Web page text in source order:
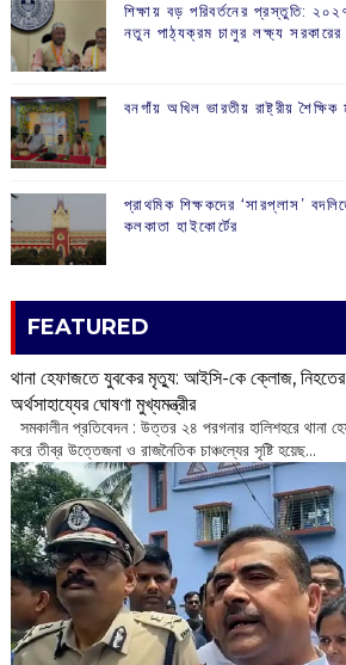
শিক্ষায় বড় পরিবর্তনের প্রস্তুতি:
নতুন পাঠ্যক্রম চালুর লক্ষ্য সরকারের
বনগাঁয় অখিল ভারতীয় রাষ্ট্রীয়
প্রাথমিক শিক্ষকদের ‘সারপ্লাস’
কলকাতা হাইকোর্টের
FEATURED
থানা হেফাজতে যুবকের মৃত্যু: আইসি-কে ক্লোজ, নিহতের
অর্থসাহায্যের ঘোষণা মুখ্যমন্ত্রীর
সমকালীন প্রতিবেদন : উত্তর ২৪ পরগনার হালিশহরে থানা
করে তীব্র উত্তেজনা ও রাজনৈতিক চাঞ্চল্যের সৃষ্টি হয়েছ...